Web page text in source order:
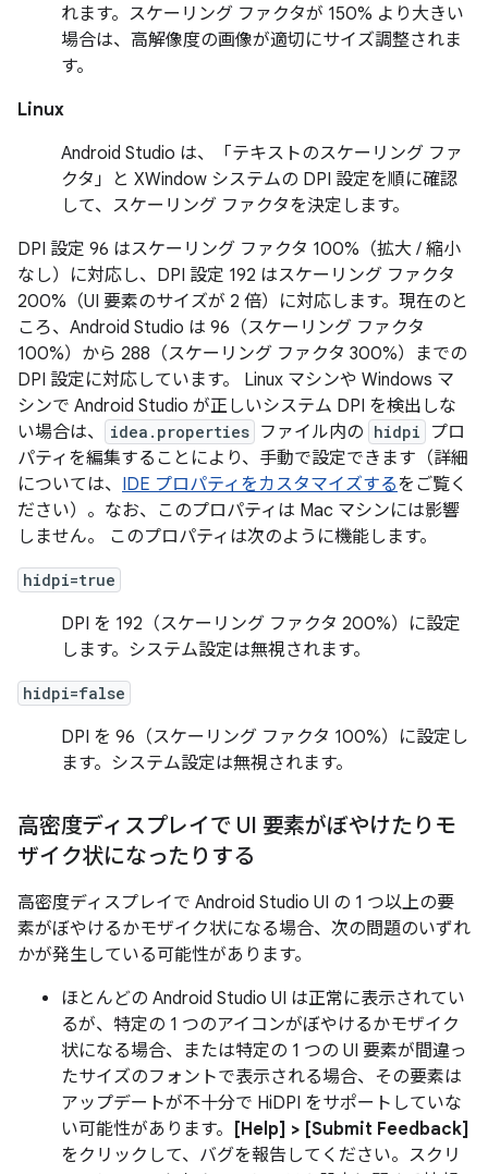
れます。スケーリング ファクタが 150% より大きい
場合は、高解像度の画像が適切にサイズ調整されま
す。
Linux
Android Studio は、「テキストのスケーリング ファ
クタ」と XWindow システムの DPI 設定を順に確認
して、スケーリング ファクタを決定します。
DPI 設定 96 はスケーリング ファクタ 100%（拡大 / 縮小
なし）に対応し、DPI 設定 192 はスケーリング ファクタ
200%（UI 要素のサイズが 2 倍）に対応します。現在のと
ころ、Android Studio は 96（スケーリング ファクタ
100%）から 288（スケーリング ファクタ 300%）までの
DPI 設定に対応しています。 Linux マシンや Windows マ
シンで Android Studio が正しいシステム DPI を検出しな
い場合は、
idea.properties ファイル内の hidpi
プロ
パティを編集することにより、手動で設定できます（詳細
については、 IDE プロパティをカスタマイズするをご覧く
ださい）。なお、このプロパティは Mac マシンには影響
しません。 このプロパティは次のように機能します。
hidpi=true
DPI を 192（スケーリング ファクタ 200%）に設定
します。システム設定は無視されます。
hidpi=false
DPI を 96（スケーリング ファクタ 100%）に設定し
ます。システム設定は無視されます。
高密度ディスプレイで UI 要素がぼやけたりモ
ザイク状になったりする
高密度ディスプレイで Android Studio UI の 1 つ以上の要
素がぼやけるかモザイク状になる場合、次の問題のいずれ
かが発生している可能性があります。
ほとんどの Android Studio UI は正常に表示されてい
るが、特定の 1 つのアイコンがぼやけるかモザイク
状になる場合、または特定の 1 つの UI 要素が間違っ
たサイズのフォントで表示される場合、その要素は
アップデートが不十分で HiDPI をサポートしていな
い可能性があります。
[Help] > [Submit Feedback]
をクリックして、バグを報告してください。スクリ